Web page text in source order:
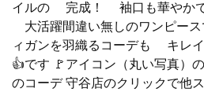
イルの 完成！ 袖口も華やかで
大活躍間違い無しのワンピー
ィガンを羽織るコーデも キレ
👍です 🚩アイコン（丸い写真
のコーデ 守谷店のクリックで